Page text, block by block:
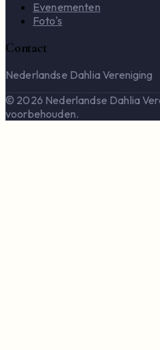
Evenementen
Foto's
Contact
Nederlandse Dahlia Vereniging
© 2026 Nederlandse Dahlia
voorbehouden.